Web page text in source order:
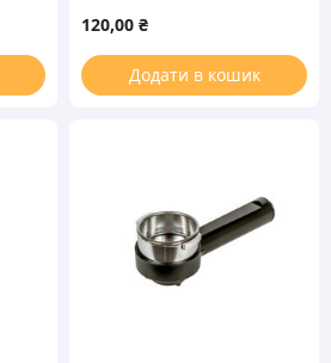
Saeco 149198350
120,00 ₴
Додати в кошик